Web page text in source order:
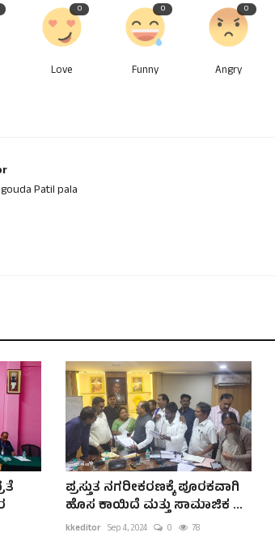
0
Love
0
Funny
0
Angry
Patil pala
ಪ್ರಸ್ತುತ ನಗರೀಕರಣಕ್ಕೆ ಪೂರಕವಾಗಿ
ಹೊಸ ಕಾಯಿದೆ ಮತ್ತು ಸಾಮಾಜಿಕ ...
kkeditor Sep 4, 2024 0 78